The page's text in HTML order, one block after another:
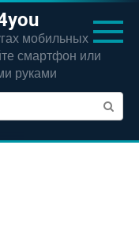
мобильных
смартфон или
руками